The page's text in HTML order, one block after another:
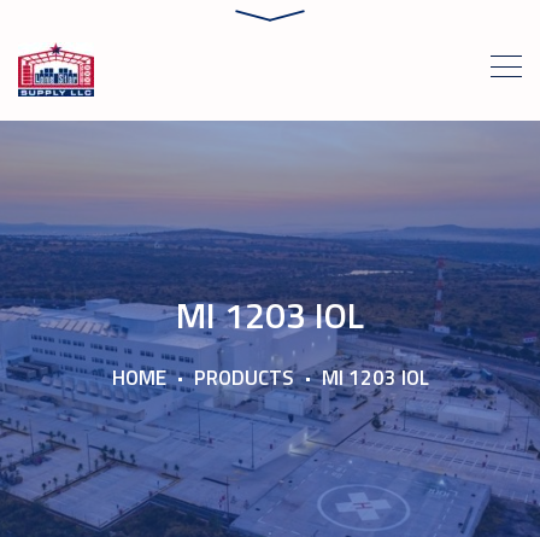
MI 1203 IOL
HOME PRODUCTS MI 1203 IOL